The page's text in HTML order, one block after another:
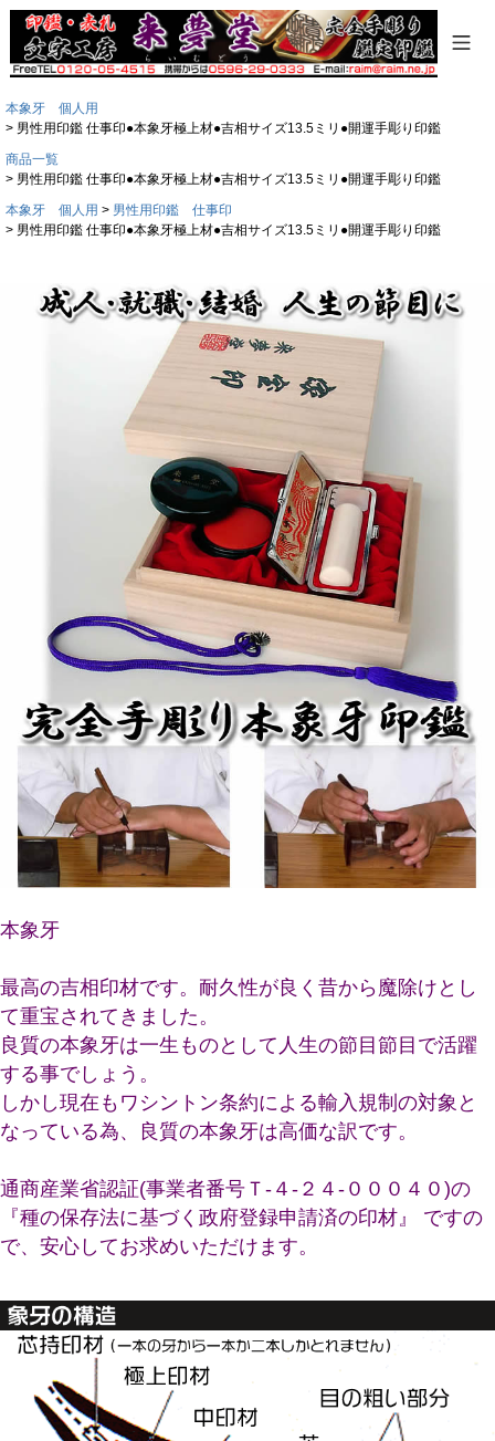
本象牙 個人用
男性用印鑑 仕事印●本象牙極上材●吉相サイズ13.5ミリ●開運手彫り印鑑
商品一覧
男性用印鑑 仕事印●本象牙極上材●吉相サイズ13.5ミリ●開運手彫り印鑑
本象牙 個人用
男性用印鑑 仕事印
男性用印鑑 仕事印●本象牙極上材●吉相サイズ13.5ミリ●開運手彫り印鑑
本象牙
最高の吉相印材です。耐久性が良く昔から魔除けとし
て重宝されてきました。
良質の本象牙は一生ものとして人生の節目節目で活躍
する事でしょう。
しかし現在もワシントン条約による輸入規制の対象と
なっている為、良質の本象牙は高価な訳です。
通商産業省認証(事業者番号Ｔ-４-２４-０００４０)の
『種の保存法に基づく政府登録申請済の印材』 ですの
で、安心してお求めいただけます。